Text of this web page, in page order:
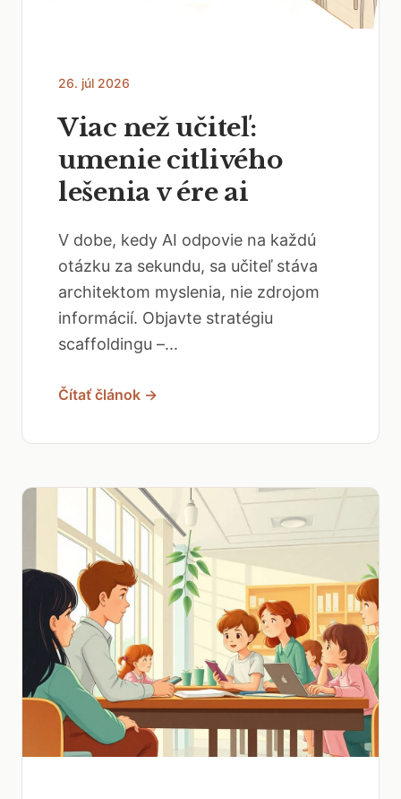
26. júl 2026
Viac než učiteľ:
umenie citlivého
lešenia v ére ai
V dobe, kedy AI odpovie na každú
otázku za sekundu, sa učiteľ stáva
architektom myslenia, nie zdrojom
informácií. Objavte stratégiu
scaffoldingu –...
Čítať článok →